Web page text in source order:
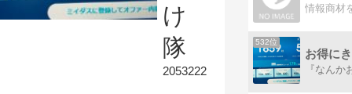
け
隊
2053222
532位
お得に